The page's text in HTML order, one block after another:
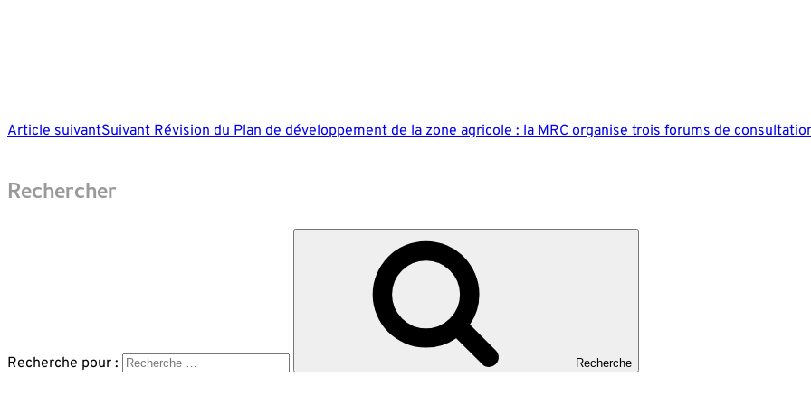
Article suivantSuivant Révision du Plan de développement de la zone agricole : la MRC organise trois forums de
Rechercher
Recherche pour : Recherche